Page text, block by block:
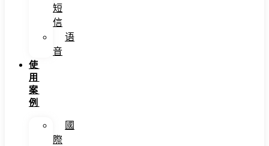
短
信
语
音
使
用
案
例
國
際